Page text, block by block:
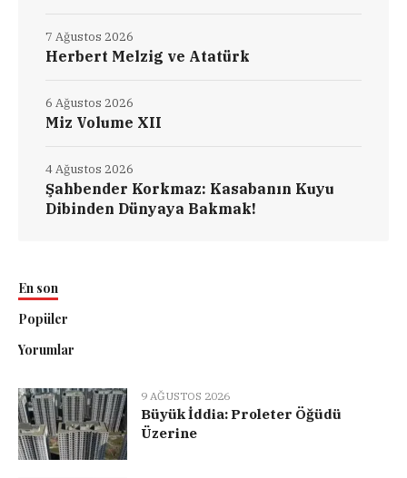
Herbert Melzig ve Atatürk
7 Ağustos 2026
Miz Volume XII
6 Ağustos 2026
Şahbender Korkmaz: Kasabanın Kuyu
Dibinden Dünyaya Bakmak!
4 Ağustos 2026
En son
Popüler
Yorumlar
9 AĞUSTOS 2026
Büyük İddia: Proleter Öğüdü
Üzerine